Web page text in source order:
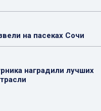
на пасеках Сочи
наградили лучших